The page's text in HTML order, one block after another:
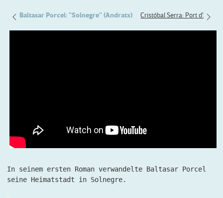
Baltasar Porcel: "Solnegre" (Andratx) Cristóbal Serra: Port
In seinem ersten Roman verwandelte Baltasar Porcel
seine Heimatstadt in Solnegre.